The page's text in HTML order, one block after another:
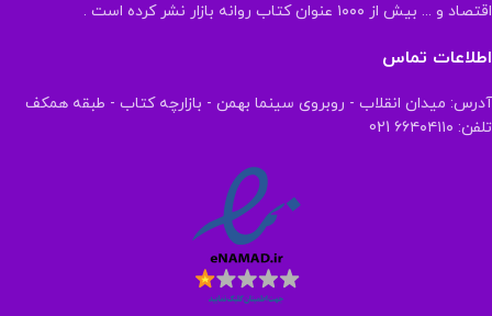
اقتصاد و ... بیش از ۱۰۰۰ عنوان کتاب روانه بازار نشر کرده است .
اطلاعات تماس
آدرس: میدان انقلاب - روبروی سینما بهمن - بازارچه کتاب - طبقه همکف
تلفن: ۶۶۴۰۴۱۱۰ 021